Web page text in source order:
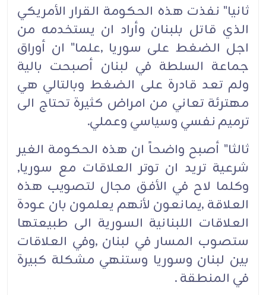
ثانيا" نفذت هذه الحكومة القرار الأمريكي
الذي قاتل بلبنان وأراد ان يستخدمه من
اجل الضغط على سوريا ,علما" ان أوراق
جماعة السلطة في لبنان أصبحت بالية
ولم تعد قادرة على الضغط وبالتالي هي
مهترئة تعاني من امراض كثيرة تحتاج الى
ترميم نفسي وسياسي وعملي.
ثالثا" أصبح واضحاً ان هذه الحكومة الغير
شرعية تريد ان توتر العلاقات مع سوريا,
وكلما لاح في الأفق مجال لتصويب هذه
العلاقة ,يمانعون لأنهم يعلمون بان عودة
العلاقات اللبنانية السورية الى طبيعتها
ستصوب المسار في لبنان ,وفي العلاقات
بين لبنان وسوريا وستنهي مشكلة كبيرة
في المنطقة .